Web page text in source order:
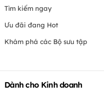
Tìm kiếm ngay
Ưu đãi đang Hot
Khám phá các Bộ sưu tập
Dành cho Kinh doanh